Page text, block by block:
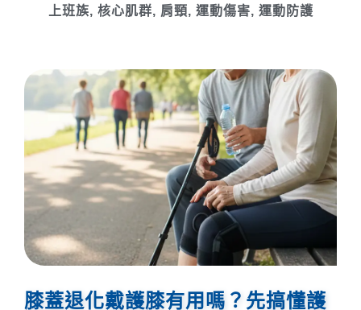
上班族, 核心肌群, 肩頸, 運動傷害, 運動防護
膝蓋退化戴護膝有用嗎？先搞懂護